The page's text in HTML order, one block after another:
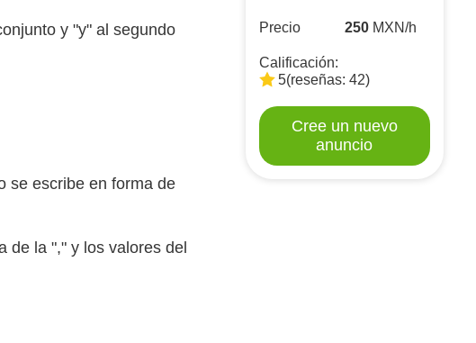
y "y" al segundo
se escribe en forma de
de la "," y los valores del
Precio 250 MXN/h
Calificación:
5(reseñas: 42)
Cree un nuevo
anuncio